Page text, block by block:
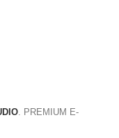
. PREMIUM E-